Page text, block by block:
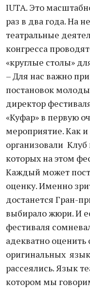
IUTA. Это
раз в два года. На
театральные
конгресса
«круглые столы»
– Для нас важно
постановок
директор
«Куфар» в первую
мероприятие. Как
организовали
которых на этом
Каждый может
оценку. Именно
достанется Гран-
выбирало жюри. И
фестиваля
адекватно
оригинальных
рассеялись. Язык
котором мы